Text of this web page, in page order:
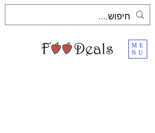
ME
NU